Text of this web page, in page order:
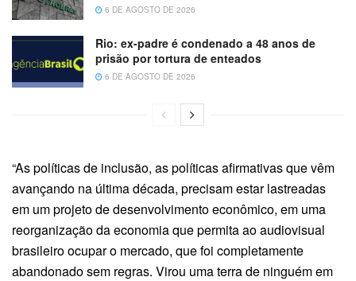
6 DE AGOSTO DE 2026
Rio: ex-padre é condenado a 48 anos de
prisão por tortura de enteados
6 DE AGOSTO DE 2026
“As políticas de inclusão, as políticas afirmativas que vêm
avançando na última década, precisam estar lastreadas
em um projeto de desenvolvimento econômico, em uma
reorganização da economia que permita ao audiovisual
brasileiro ocupar o mercado, que foi completamente
abandonado sem regras. Virou uma terra de ninguém em